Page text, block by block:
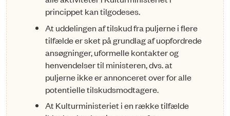
princippet kan tilgodeses.
At uddelingen af tilskud fra puljerne i flere
tilfælde er sket på grundlag af uopfordrede
ansøgninger, uformelle kontakter og
henvendelser til ministeren, dvs. at
puljerne ikke er annonceret over for alle
potentielle tilskudsmodtagere.
At Kulturministeriet i en række tilfælde